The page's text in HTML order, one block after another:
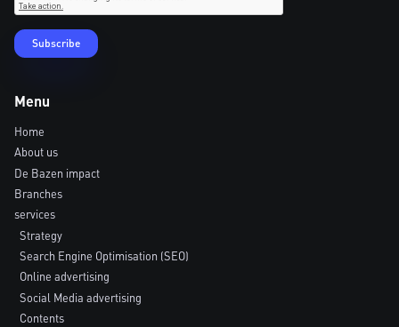
Menu
Home
About us
De Bazen impact
Branches
services
Strategy
Search Engine Optimisation (SEO)
Online advertising
Social Media advertising
Contents